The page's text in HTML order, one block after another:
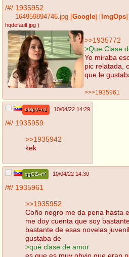
/#/ 1935952
164959894746.jpg Google ImgOps
hqdefault.jpg )
>>1935772
>Que Clase
Yo miraba
pic relatada,
que le
>>>1935961
bMpV--n1 10/04/22 14:29
/#/ 1935959
>>1935942
kek
qgOZ--rY 10/04/22 14:30
/#/ 1935961
>>1935952
Coño negro me da pena hasta
me doy cuenta que soy
bastante de esas novelas
gustaba de
>qué clase de amor